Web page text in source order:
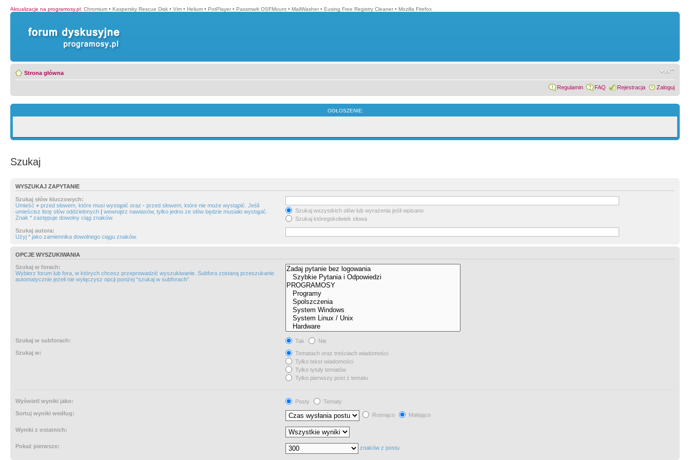
Aktualizacje na programosy.pl: Chromium • Kaspersky Rescue Disk • Vim • Helium • PotPlayer • Passmark OSFMount • MailWasher • Eusing Free Registry Cleaner • Mozilla Firefox
Strona główna
Regulamin FAQ Rejestracja Zaloguj
OGŁOSZENIE:
Szukaj
WYSZUKAJ ZAPYTANIE
Szukaj słów kluczowych:
Umieść + przed słowem, które musi wystąpić oraz - przed słowem, które nie może wystąpić. Jeśli
umieścisz listę słów oddzielonych | wewnątrz nawiasów, tylko jedno ze słów będzie musiało wystąpić.
Znak * zastępuje dowolny ciąg znaków.
Szukaj wszystkich słów lub wyrażenia jeśli wpisano
Szukaj któregokolwiek słowa
Szukaj autora:
Użyj * jako zamiennika dowolnego ciągu znaków.
OPCJE WYSZUKIWANIA
Szukaj w forach:
Wybierz forum lub fora, w których chcesz przeprowadzić wyszukiwanie. Subfora zostaną przeszukanie
automatycznie jeżeli nie wyłączysz opcji poniżej “szukaj w subforach“.
Szukaj w subforach: Tak
Nie
Szukaj w:
Tematach oraz treściach wiadomości
Tylko tekst wiadomości
Tylko tytuły tematów
Tylko pierwszy post z tematu
Wyświetl wyniki jako: Posty
Tematy
Sortuj wyniki według:
Rosnąco Malejąco
Wyniki z ostatnich:
Pokaż pierwsze: znaków z postu